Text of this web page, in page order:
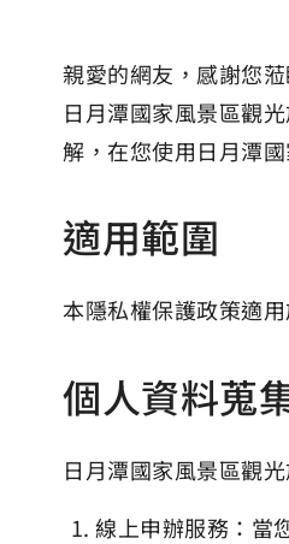
親愛的網友，感謝您
日月潭國家風景區觀
解，在您使用日月潭
適用範圍
本隱私權保護政策適
個人資料蒐
日月潭國家風景區觀
線上申辦服務：當